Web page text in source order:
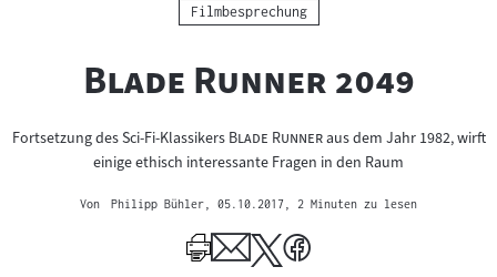
Kategorie:
Filmbesprechung
"
Blade Runner 2049"
Fortsetzung des Sci-Fi-Klassikers "Blade Runner"aus dem Jahr 1982, wirft
einige ethisch interessante Fragen in den Raum
Von Philipp Bühler , 05.10.2017 , 2 Minuten zu lesen